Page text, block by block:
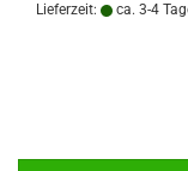
Lieferzeit: ca. 3-4